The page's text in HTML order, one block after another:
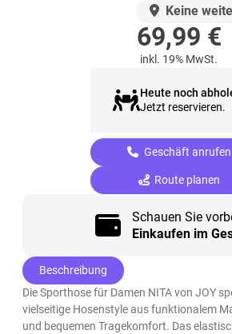
Keine
69,99 €
inkl. 19% MwSt.
Heute noch
Jetzt reservieren.
Geschäft anrufen
Route planen
Schauen Sie
Einkaufen im
Beschreibung
Die Sporthose für Damen NITA von JOY
vielseitige Hosenstyle aus funktionalem
und bequemen Tragekomfort. Das